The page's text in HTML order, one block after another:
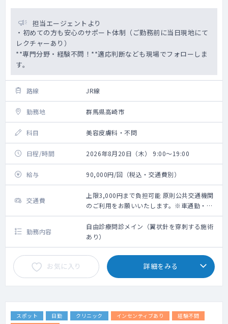
担当エージェントより
・初めての方も安心のサポート体制（ご勤務前に当日現地にて
レクチャーあり）
**専門分野・経験不問！**適応判断なども現場でフォローしま
す。
路線 JR線
勤務地 群馬県高崎市
科目 美容皮膚科・不問
日程/時間 2026年8月20日（木） 9:00～19:00
給与 90,000円/回（税込・交通費別）
交通費
上限3,000円まで負担可能 原則公共交通機関
のご利用をお願いいたします。※車通勤・タ
クシー利用要相談
勤務内容
自由診療問診メイン（翼状針を穿刺する施術
あり）
お気に入り 詳細をみる
スポット 日勤 クリニック インセンティブあり
経験不問